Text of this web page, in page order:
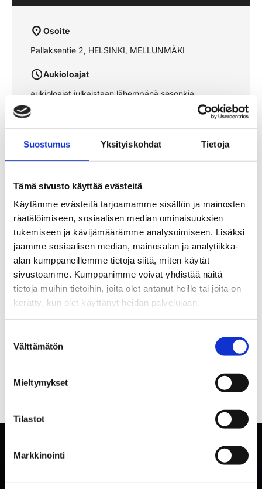
Suostumus Yksityiskohdat Tietoja
Tämä sivusto käyttää evästeitä
Käytämme evästeitä tarjoamamme sisällön ja mainosten
räätälöimiseen, sosiaalisen median ominaisuuksien
tukemiseen ja kävijämäärämme analysoimiseen. Lisäksi
jaamme sosiaalisen median, mainosalan ja analytiikka-
alan kumppaneillemme tietoja siitä, miten käytät
sivustoamme. Kumppanimme voivat yhdistää näitä
tietoja muihin tietoihin, joita olet antanut heille tai joita on
kerätty, kun olet käyttänyt heidän palvelujaan.
valinta
Välttämätön
Mieltymykset
Tilastot
Markkinointi
Osoite
Pallaksentie 2, HELSINKI, MELLUNMÄKI
Aukioloajat
aukioloajat julkaistaan lähempänä sesonkia
Katso reitti kartalta